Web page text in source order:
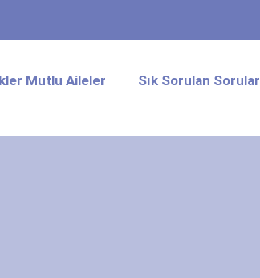
Mutlu Aileler Sık Sorulan Sorular